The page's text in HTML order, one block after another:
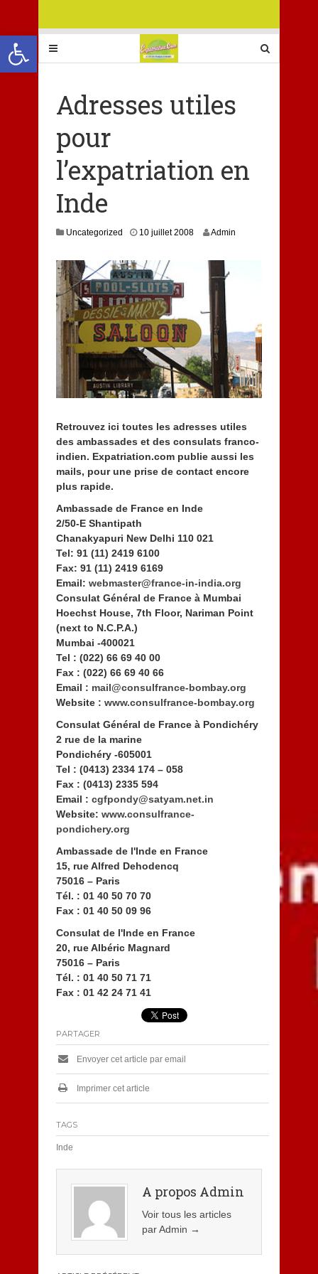
Ouvrir la barre d’outils
Adresses utiles
pour
l’expatriation en
Inde
Uncategorized 10 juillet 20081
e
2
0
1
4
Admin
Retrouvez ici toutes les adresses utiles
des ambassades et des consulats franco-
indien. Expatriation.com publie aussi les
mails, pour une prise de contact encore
plus rapide.
Ambassade de France en Inde
2/50-E Shantipath
Chanakyapuri New Delhi 110 021
Tel: 91 (11) 2419 6100
Fax: 91 (11) 2419 6169
Email: webmaster@france-in-india.org
Consulat Général de France à Mumbai
Hoechst House, 7th Floor, Nariman Point
(next to N.C.P.A.)
Mumbai -400021
Tel : (022) 66 69 40 00
Fax : (022) 66 69 40 66
Email : mail@consulfrance-bombay.org
Website : www.consulfrance-bombay.org
Consulat Général de France à Pondichéry
2 rue de la marine
Pondichéry -605001
Tel : (0413) 2334 174 – 058
Fax : (0413) 2335 594
Email : cgfpondy@satyam.net.in
Website: www.consulfrance-
pondichery.org
Ambassade de l'Inde en France
15, rue Alfred Dehodencq
75016 – Paris
Tél. : 01 40 50 70 70
Fax : 01 40 50 09 96
Consulat de l'Inde en France
20, rue Albéric Magnard
75016 – Paris
Tél. : 01 40 50 71 71
Fax : 01 42 24 71 41
PARTAGER
Envoyer cet article par email
Imprimer cet article
TAGS
Inde
A propos Admin
Voir tous les articles
par Admin →